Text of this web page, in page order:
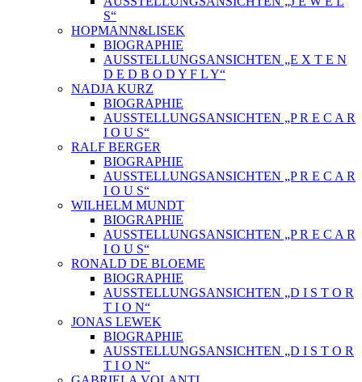
S“
HOPMANN&LISEK
BIOGRAPHIE
AUSSTELLUNGSANSICHTEN „E X T E N
D E D B O D Y F L Y“
NADJA KURZ
BIOGRAPHIE
AUSSTELLUNGSANSICHTEN „P R E C A R
I O U S“
RALF BERGER
BIOGRAPHIE
AUSSTELLUNGSANSICHTEN „P R E C A R
I O U S“
WILHELM MUNDT
BIOGRAPHIE
AUSSTELLUNGSANSICHTEN „P R E C A R
I O U S“
RONALD DE BLOEME
BIOGRAPHIE
AUSSTELLUNGSANSICHTEN „D I S T O R
T I O N“
JONAS LEWEK
BIOGRAPHIE
AUSSTELLUNGSANSICHTEN „D I S T O R
T I O N“